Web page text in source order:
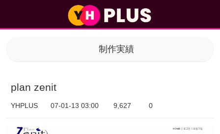
制作実績
plan zenit
YHPLUS 07-01-13 03:00 9,627 0
本文